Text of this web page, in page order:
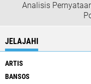
Analisis
JELAJAHI
ARTIS
BANSOS